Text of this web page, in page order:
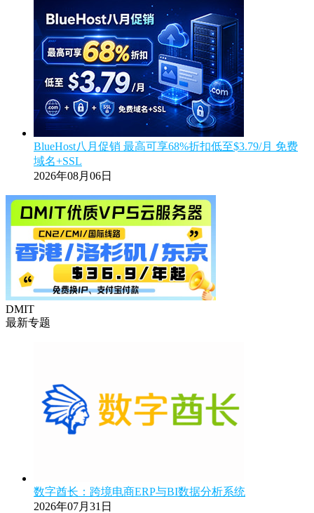
BlueHost八月促销 最高可享68%折扣低至$3.79/月 免费
域名+SSL
2026年08月06日
DMIT
最新专题
数字酋长：跨境电商ERP与BI数据分析系统
2026年07月31日